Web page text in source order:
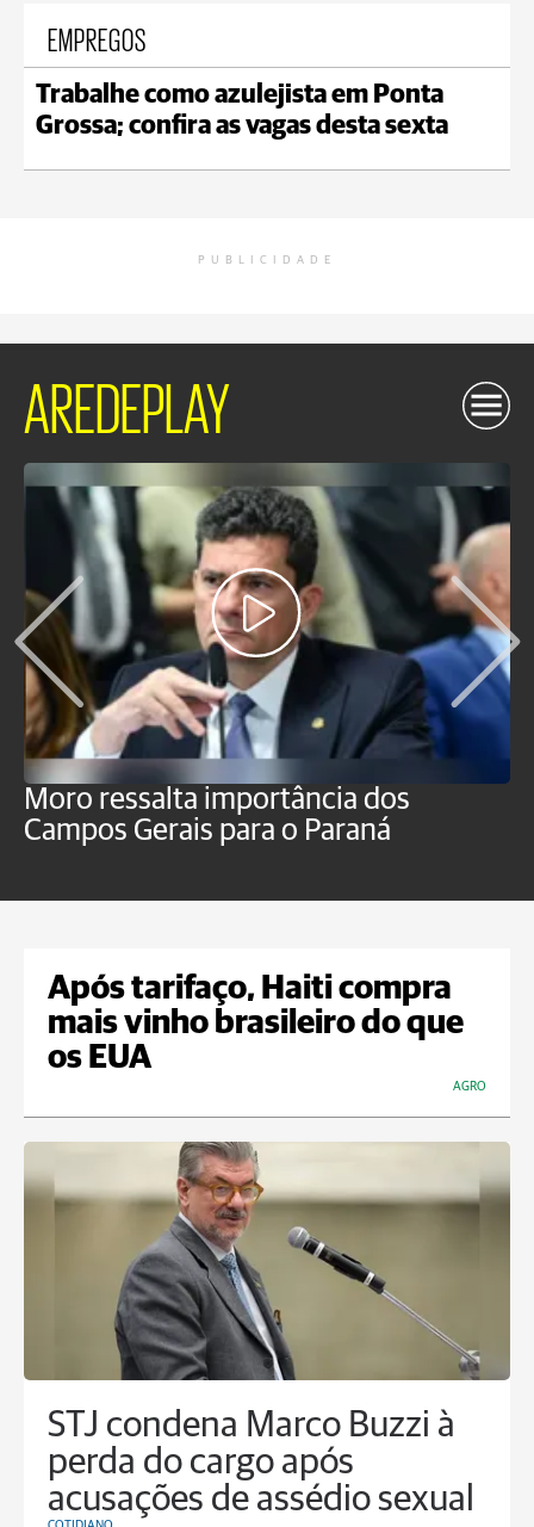
EMPREGOS
Trabalhe como azulejista em Ponta
Grossa; confira as vagas desta sexta
PUBLICIDADE
AREDEPLAY
Moro ressalta importância dos
Campos Gerais para o Paraná
Após tarifaço, Haiti compra
mais vinho brasileiro do que
os EUA
AGRO
STJ condena Marco Buzzi à
perda do cargo após
acusações de assédio sexual